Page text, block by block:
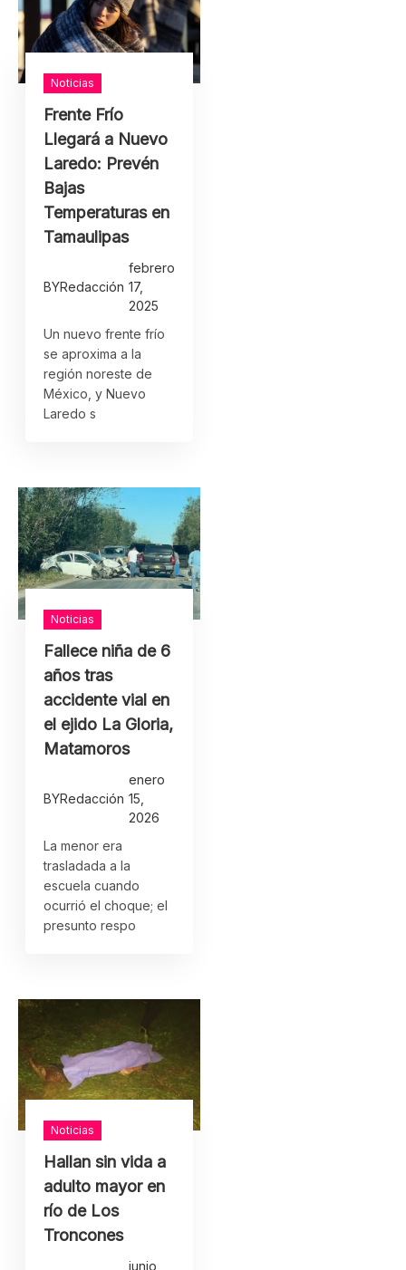
Noticias
Frente Frío
Llegará a Nuevo
Laredo: Prevén
Bajas
Temperaturas en
Tamaulipas
BYRedacción
febrero
17,
2025
Un nuevo frente frío
se aproxima a la
región noreste de
México, y Nuevo
Laredo s
Noticias
Fallece niña de 6
años tras
accidente vial en
el ejido La Gloria,
Matamoros
BYRedacción
enero
15,
2026
La menor era
trasladada a la
escuela cuando
ocurrió el choque; el
presunto respo
Noticias
Hallan sin vida a
adulto mayor en
río de Los
Troncones
junio